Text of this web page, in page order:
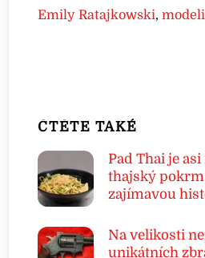
Emily Ratajkowski,
ČTĚTE TAKÉ
Pad Thai je
thajský
zajímavou
Na velikosti
unikátních